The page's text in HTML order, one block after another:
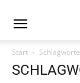
Start Schlagworte